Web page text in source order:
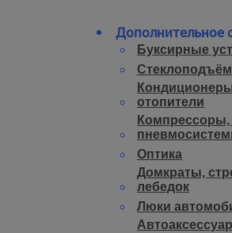
Дополнительное
Буксирные
отопители
Оптика
Домкраты,
лебедок
Люки